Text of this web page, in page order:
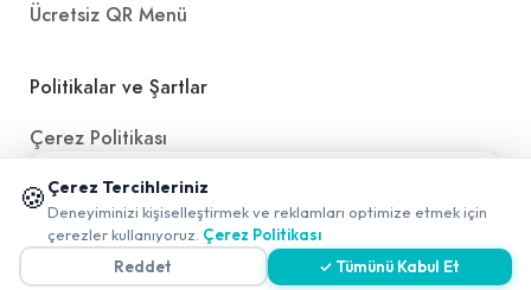
Ücretsiz QR Menü
Politikalar ve Şartlar
Çerez Politikası
Gizlilik Politikası
Teslimat, İptal ve İade Politikası
Kullanım Koşulları ve Hizmet Politikası
🍪 Çerez Tercihleriniz
Deneyiminizi kişiselleştirmek ve reklamları optimize etmek için
çerezler kullanıyoruz. Çerez Politikası
Reddet
✓ Tümünü Kabul Et
📱 Mobil uygulamamızı keşfedin!
✖